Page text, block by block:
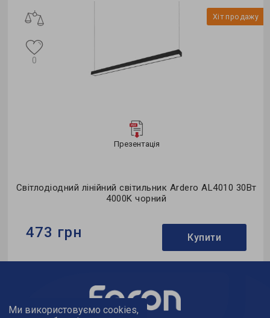
Хіт продажу
Презентація
Світлодіодний лінійний світильник Ardero AL4010 30Вт
4000K чорний
0
473 грн Купити
Тип світильника:лінійний
Використання:офіс
Ми використовуємо cookies,